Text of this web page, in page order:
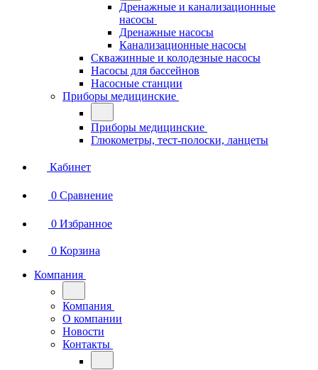
Дренажные и канализационные
насосы
Дренажные насосы
Канализационные насосы
Скважинные и колодезные насосы
Насосы для бассейнов
Насосные станции
Приборы медицинские
Приборы медицинские
Глюкометры, тест-полоски, ланцеты
Кабинет
0 Сравнение
0 Избранное
0 Корзина
Компания
Компания
О компании
Новости
Контакты